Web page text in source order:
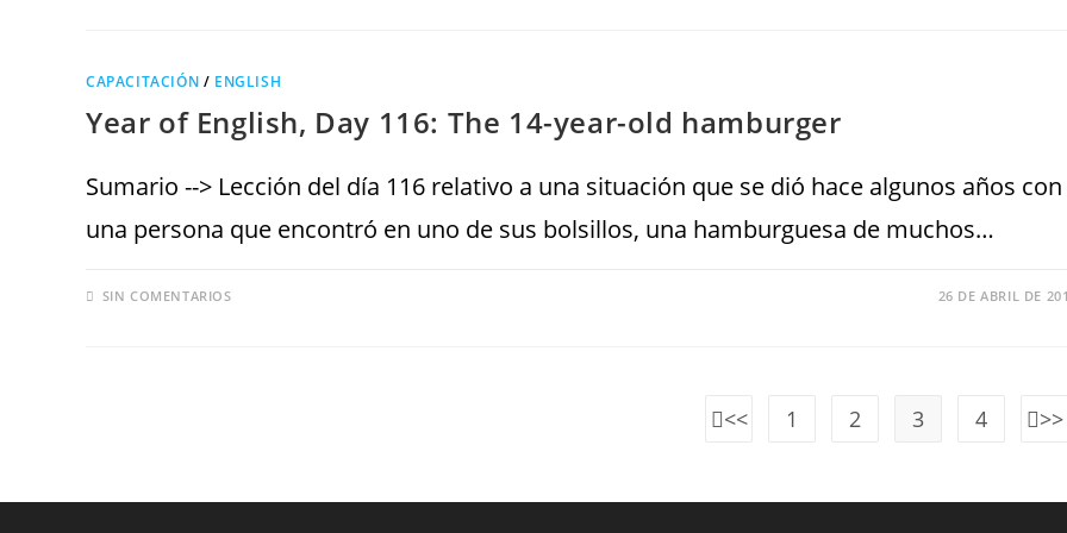
CAPACITACIÓN / ENGLISH
Year of English, Day 116: The 14-year-old hamburger
Sumario --> Lección del día 116 relativo a una situación que se dió hace algunos años con
una persona que encontró en uno de sus bolsillos, una hamburguesa de muchos…
SIN COMENTARIOS 26 DE ABRIL DE
1 2 3 4